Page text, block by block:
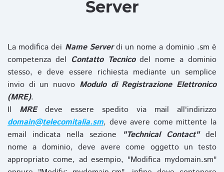
Server
La modifica dei Name Serverdi un nome a dominio .sm è
competenza del Contatto Tecnicodel nome a dominio
stesso, e deve essere richiesta mediante un semplice
invio di un nuovo Modulo di Registrazione Elettronico
(MRE).
Il MREdeve essere spedito via mail all'indirizzo
domain@telecomitalia.sm, deve avere come mittente la
email indicata nella sezione
"Technical Contact"del
nome a dominio, deve avere come oggetto un testo
appropriato come, ad esempio, "Modifica mydomain.sm"